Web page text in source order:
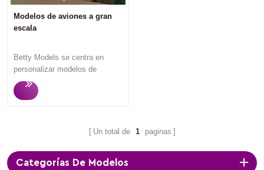
Modelos de aviones a gran
escala
Betty Models se centra en
personalizar modelos de
aviones a gran escala de alta
calidad. La respuesta rápida, la
los modelos de alta calidad
satisfacción de los clientes.
¿Quieres convertir tu avión en
Un total de 1 paginas
Categorías De Modelos